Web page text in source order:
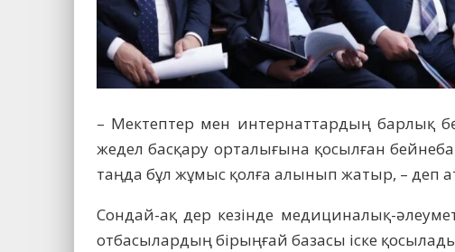
– Мектептер мен интернаттардың барлық
жедел басқару орталығына қосылған
таңда бұл жұмыс қолға алынып жатыр, – деп
Сондай-ақ дер кезінде медициналық-
отбасылардың бірыңғай базасы іске